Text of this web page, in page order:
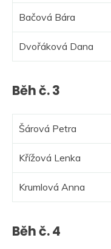
Bačová Bára
Dvořáková Dana
Běh č. 3
Šárová Petra
Křížová Lenka
Krumlová Anna
Běh č. 4